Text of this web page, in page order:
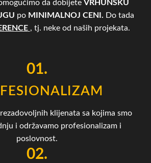
da dobijete VRHUNSKU
po MINIMALNOJ CENI. Do tada
, tj. neke od naših projekata.
01.
klijenata sa kojima smo
i održavamo profesionalizam i
poslovnost.
02.